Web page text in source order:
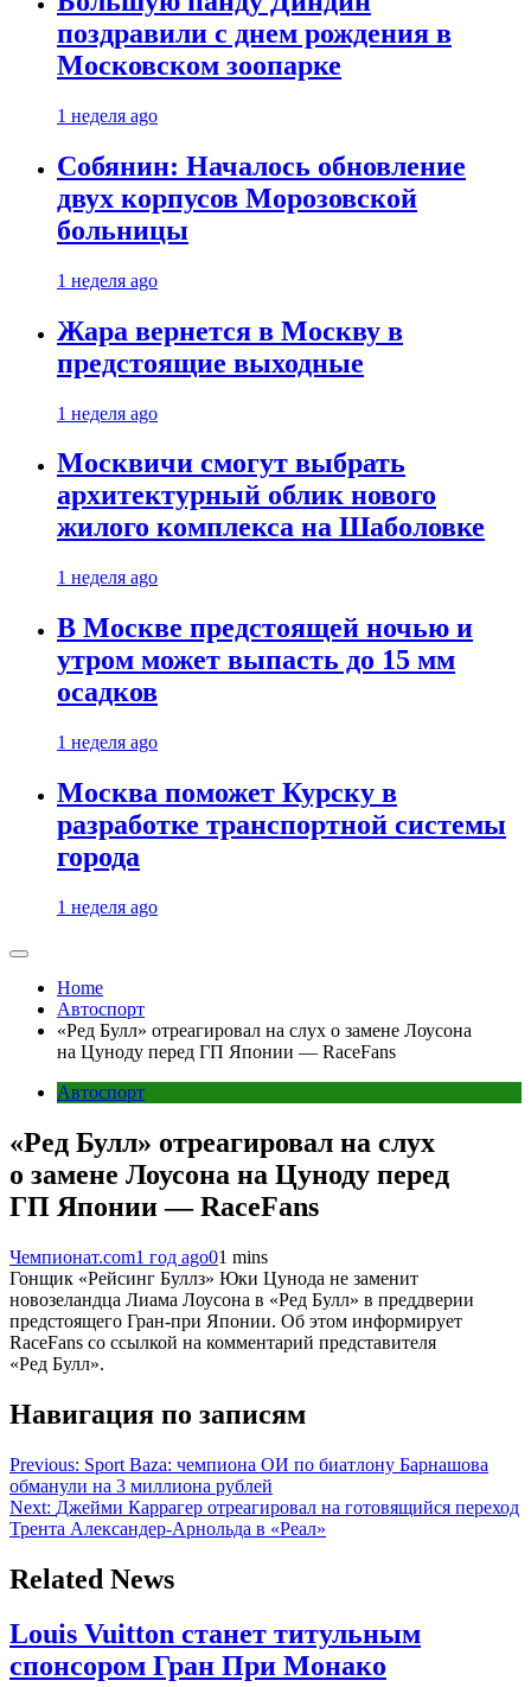
поздравили с днем рождения в
Московском зоопарке
1 неделя ago
Собянин: Началось обновление
двух корпусов Морозовской
больницы
1 неделя ago
Жара вернется в Москву в
предстоящие выходные
1 неделя ago
Москвичи смогут выбрать
архитектурный облик нового
жилого комплекса на Шаболовке
1 неделя ago
В Москве предстоящей ночью и
утром может выпасть до 15 мм
осадков
1 неделя ago
Москва поможет Курску в
разработке транспортной системы
города
1 неделя ago
Home
Автоспорт
«Ред Булл» отреагировал на слух о замене Лоусона
на Цуноду перед ГП Японии — RaceFans
Автоспорт
«Ред Булл» отреагировал на слух
о замене Лоусона на Цуноду перед
ГП Японии — RaceFans
Чемпионат.com1 год ago01 mins
Гонщик «Рейсинг Буллз» Юки Цунода не заменит
новозеландца Лиама Лоусона в «Ред Булл» в преддверии
предстоящего Гран-при Японии. Об этом информирует
RaceFans со ссылкой на комментарий представителя
«Ред Булл».
Навигация по записям
Previous: Sport Baza: чемпиона ОИ по биатлону Барнашова
обманули на 3 миллиона рублей
Next: Джейми Каррагер отреагировал на готовящийся переход
Трента Александер-Арнольда в «Реал»
Related News
Louis Vuitton станет титульным
спонсором Гран При Монако